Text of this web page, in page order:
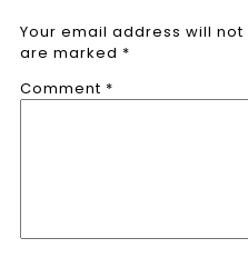
Your email address will
are marked *
Comment *